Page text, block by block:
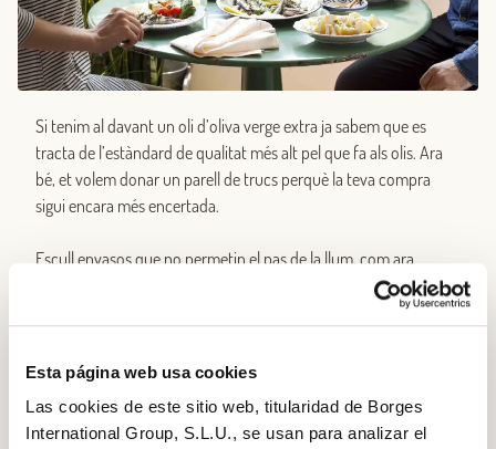
Esta página web usa cookies
Las cookies de este sitio web, titularidad de Borges
International Group, S.L.U., se usan para analizar el
Si tenim al davant un oli d’oliva verge extra ja sabem que es
tracta de l’estàndard de qualitat més alt pel que fa als olis. Ara
bé, et volem donar un parell de trucs perquè la teva compra
sigui encara més encertada.
Escull envasos que no permetin el pas de la llum, com ara
llaunes i ampolles fosques, perquè retarda l’oxidació de l’oli. A
més a més, revisa que estiguis comprant un oli produït en aquell
desfavorablement pel pas del temps. No t’oblidis que es tracta